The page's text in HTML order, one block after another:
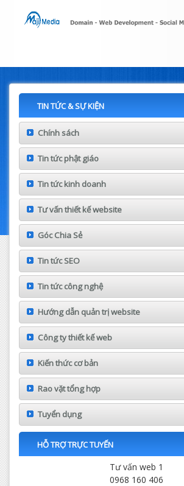
TIN TỨC & SỰ KIỆN
Chính sách
Tin tức phật giáo
Tin tức kinh doanh
Tư vấn thiết kế website
Góc Chia Sẻ
Tin tức SEO
Tin tức công nghệ
Hướng dẫn quản trị website
Công ty thiết kế web
Kiến thức cơ bản
Rao vặt tổng hợp
Tuyển dụng
HỖ TRỢ TRỰC TUYẾN
Tư vấn web 1
0968 160 406